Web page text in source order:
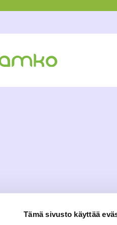
Tämä sivusto käyttää